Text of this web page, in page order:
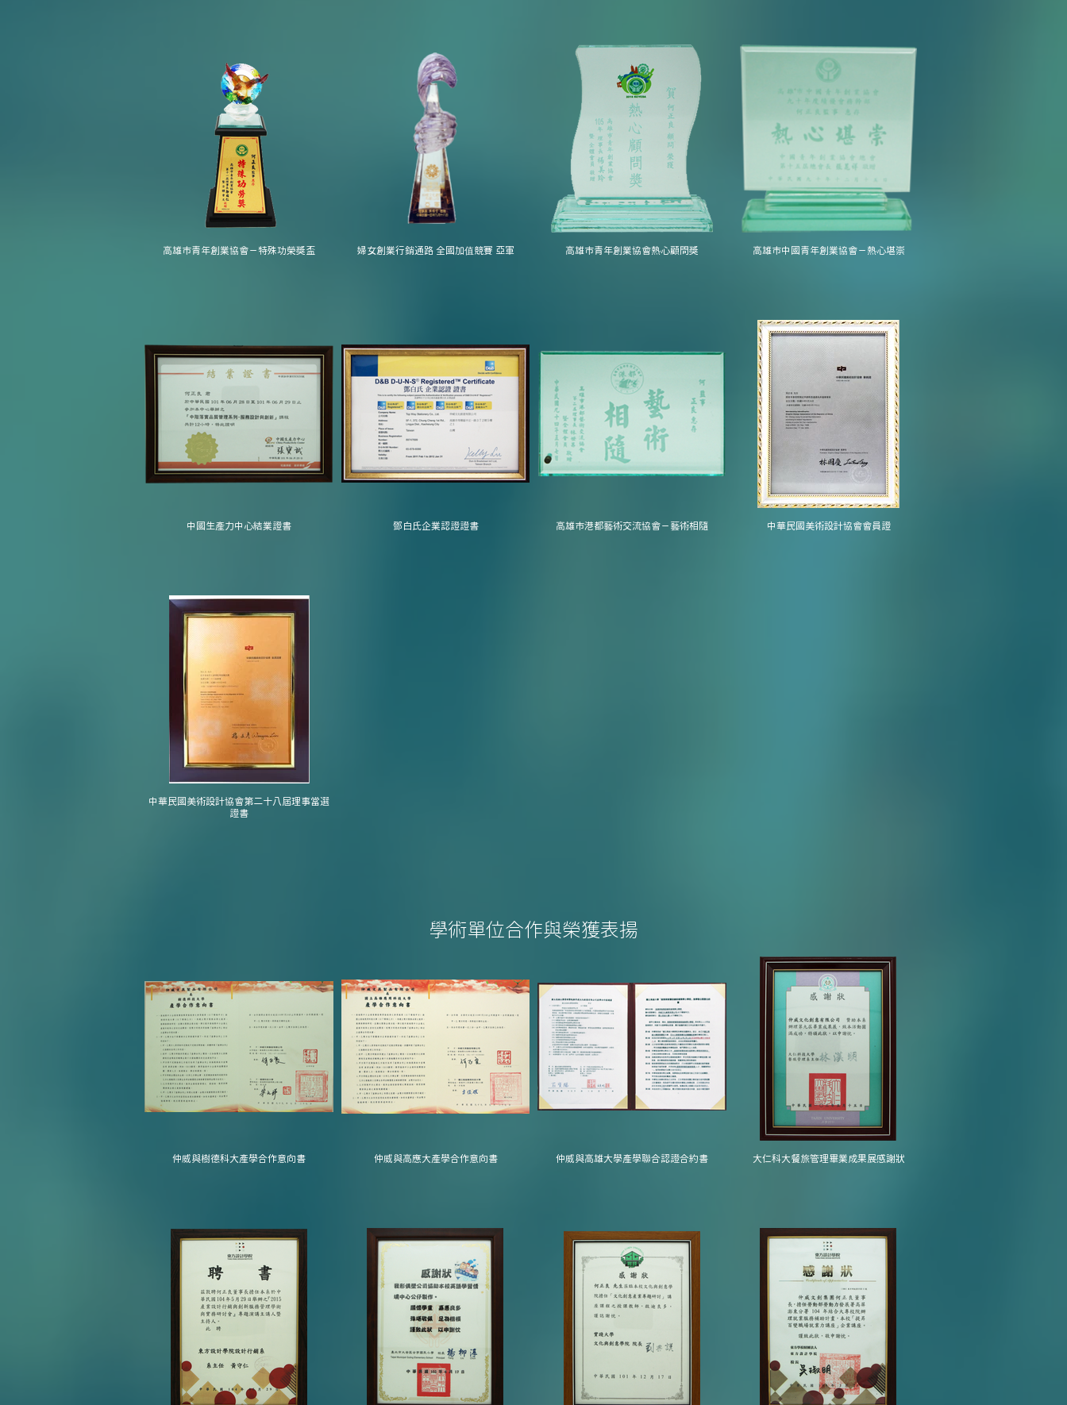
高雄市青年創業協會－特殊功榮獎盃 婦女創業行銷通路 全國加值競賽 亞軍 高雄市青年創業協會熱心顧問獎 高雄市中國青年創業協會－熱心堪崇
中國生產力中心結業證書 鄧白氏企業認證證書 高雄市港都藝術交流協會－藝術相隨 中華民國美術設計協會會員證
中華民國美術設計協會第二十八屆理事當選
證書
學術單位合作與榮獲表揚
仲威與樹德科大產學合作意向書 仲威與高應大產學合作意向書 仲威與高雄大學產學聯合認證合約書 大仁科大餐旅管理畢業成果展感謝狀